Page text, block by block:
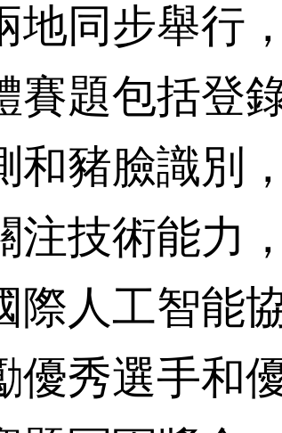
地同步舉行
賽題包括登
和豬臉識別
注技術能力
際人工智能
優秀選手和